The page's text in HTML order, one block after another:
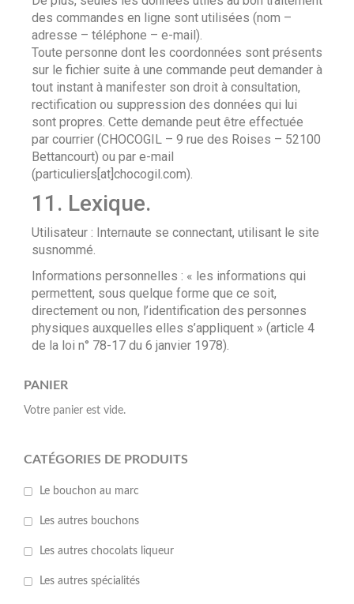
des commandes en ligne sont utilisées (nom –
adresse – téléphone – e-mail).
Toute personne dont les coordonnées sont présents
sur le fichier suite à une commande peut demander à
tout instant à manifester son droit à consultation,
rectification ou suppression des données qui lui
sont propres. Cette demande peut être effectuée
par courrier (CHOCOGIL – 9 rue des Roises – 52100
Bettancourt) ou par e-mail
(particuliers[at]chocogil.com).
11. Lexique.
Utilisateur : Internaute se connectant, utilisant le site
susnommé.
Informations personnelles : « les informations qui
permettent, sous quelque forme que ce soit,
directement ou non, l’identification des personnes
physiques auxquelles elles s’appliquent » (article 4
de la loi n° 78-17 du 6 janvier 1978).
PANIER
Votre panier est vide.
CATÉGORIES DE PRODUITS
Le bouchon au marc
Les autres bouchons
Les autres chocolats liqueur
Les autres spécialités